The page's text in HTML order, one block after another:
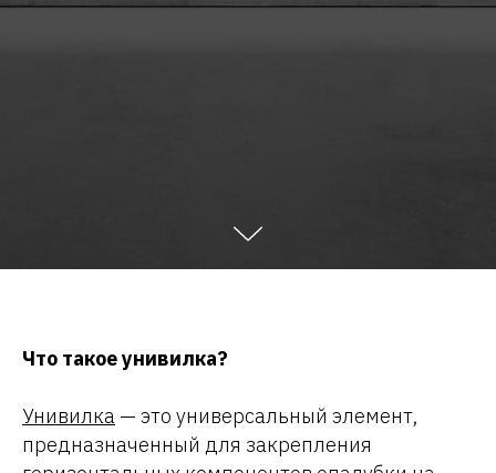
Что такое унивилка?
Унивилка — это универсальный элемент,
предназначенный для закрепления